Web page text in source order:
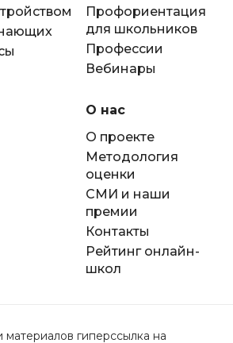
Профориентация
для школьников
Профессии
Вебинары
О нас
О проекте
Методология
оценки
СМИ и наши
премии
Контакты
Рейтинг онлайн-
школ
материалов гиперссылка на